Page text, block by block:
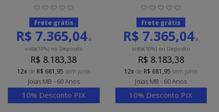
Frete grátis
R$ 7.365,04à
vista(10%) ou Deposito
R$ 8.183,38
12xde R$ 681,95 sem juros
Joias MB - 60 Anos
10% Desconto PIX
Frete grátis
R$ 7.365,04à
vista(10%)ou Deposito
R$ 8.183,38
12xde R$ 681,95 sem juros
Joias MB - 60 Anos
10% Desconto PIX